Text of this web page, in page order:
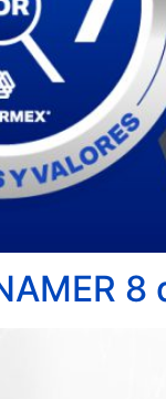
8